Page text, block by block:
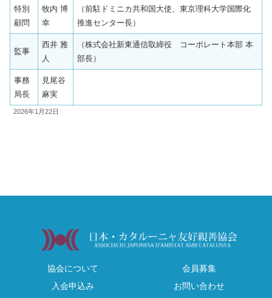
特別
顧問
牧内 博
幸
（前駐ドミニカ共和国大使、東京理科大学国際化
推進センター長）
監事
西井 雅
人
（株式会社新東通信取締役 コーポレート本部 本
部長）
事務
局長
見尾谷
麻実
2026年1月22日
協会について
会員募集
入会申込み
お問い合わせ